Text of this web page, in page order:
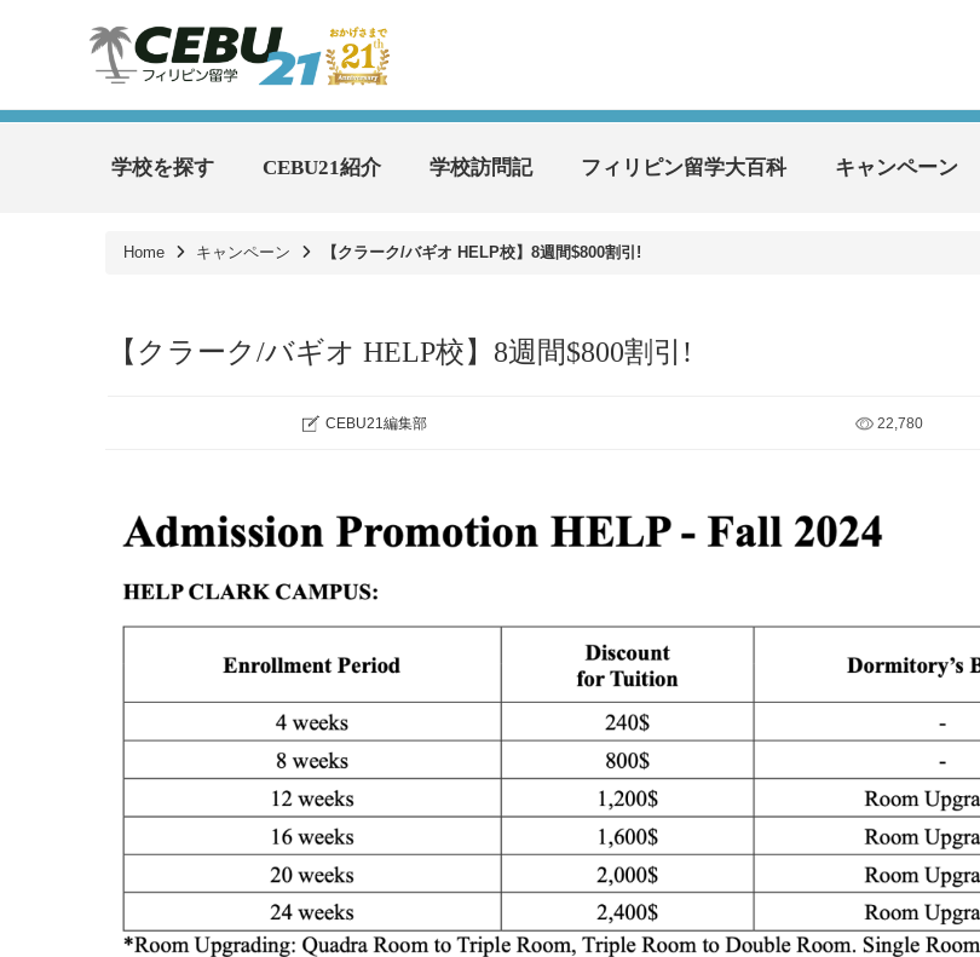
学校を探す CEBU21紹介 学校訪問記 フィリピン留学大百科 キャンペーン
Home キャンペーン 【クラーク/バギオ HELP校】8週間$800割引!
【クラーク/バギオ HELP校】8週間$800割引!
CEBU21編集部 22,780